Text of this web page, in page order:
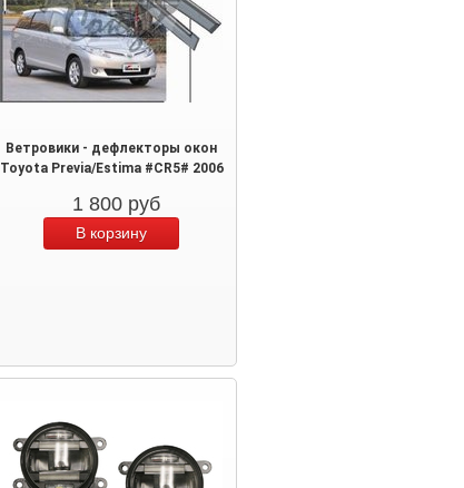
Ветровики - дефлекторы окон
Toyota Previa/Estima #CR5# 2006
1 800 руб